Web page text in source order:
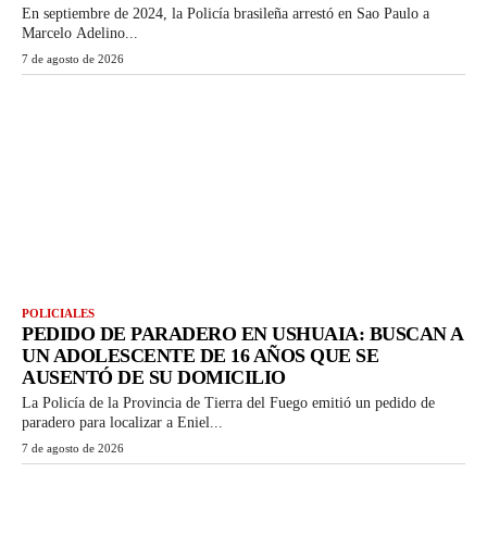
En septiembre de 2024, la Policía brasileña arrestó en Sao Paulo a
Marcelo Adelino...
7 de agosto de 2026
POLICIALES
PEDIDO DE PARADERO EN USHUAIA: BUSCAN A
UN ADOLESCENTE DE 16 AÑOS QUE SE
AUSENTÓ DE SU DOMICILIO
La Policía de la Provincia de Tierra del Fuego emitió un pedido de
paradero para localizar a Eniel...
7 de agosto de 2026